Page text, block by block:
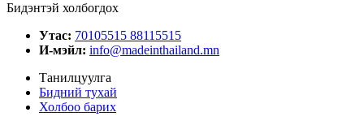
Бидэнтэй холбогдох
Утас: 70105515 88115515
И-мэйл: info@madeinthailand.mn
Танилцуулга
Бидний тухай
Холбоо барих